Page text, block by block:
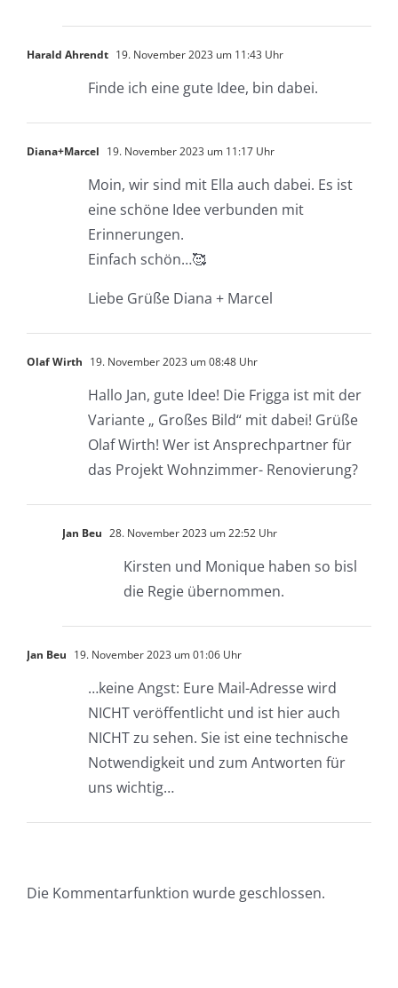
Harald Ahrendt 19. November 2023 um 11:43 Uhr
Finde ich eine gute Idee, bin dabei.
Diana+Marcel 19. November 2023 um 11:17 Uhr
Moin, wir sind mit Ella auch dabei. Es ist
eine schöne Idee verbunden mit
Erinnerungen.
Einfach schön…🥰
Liebe Grüße Diana + Marcel
Olaf Wirth 19. November 2023 um 08:48 Uhr
Hallo Jan, gute Idee! Die Frigga ist mit der
Variante „ Großes Bild“ mit dabei! Grüße
Olaf Wirth! Wer ist Ansprechpartner für
das Projekt Wohnzimmer- Renovierung?
Jan Beu 28. November 2023 um 22:52 Uhr
Kirsten und Monique haben so bisl
die Regie übernommen.
Jan Beu 19. November 2023 um 01:06 Uhr
…keine Angst: Eure Mail-Adresse wird
NICHT veröffentlicht und ist hier auch
NICHT zu sehen. Sie ist eine technische
Notwendigkeit und zum Antworten für
uns wichtig…
Die Kommentarfunktion wurde geschlossen.